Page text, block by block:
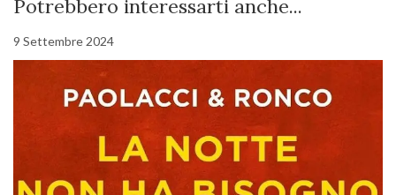
Potrebbero interessarti anche...
9 Settembre 2024